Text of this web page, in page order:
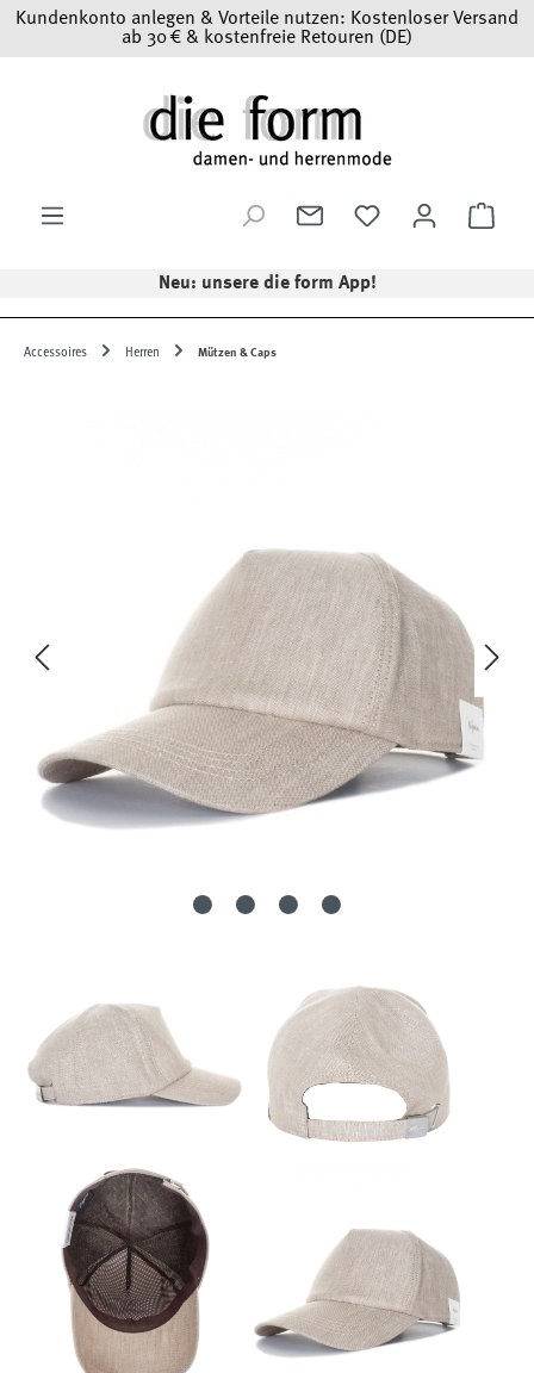
Zum Hauptinhalt springen
Kundenkonto anlegen & Vorteile nutzen: Kostenloser Versand
ab 30 € & kostenfreie Retouren (DE)
Neu: unsere die form App!
Accessoires Herren Mützen & Caps